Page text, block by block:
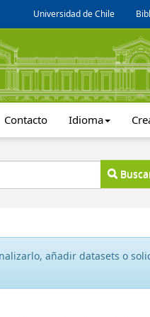
Universidad de Chile
Contacto Idioma
añadir datasets o